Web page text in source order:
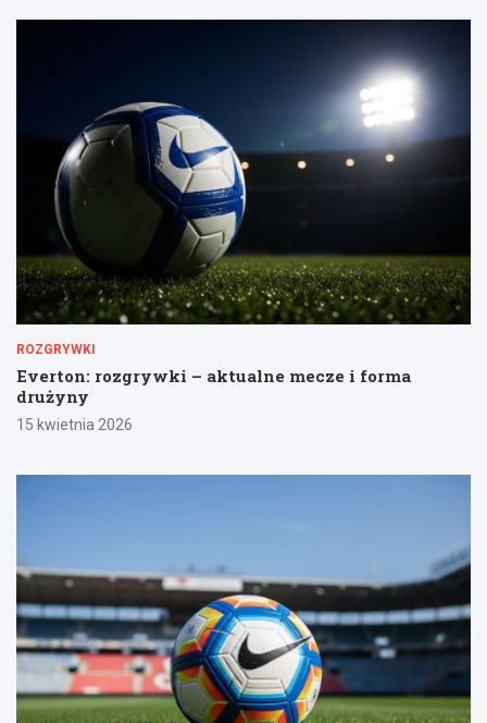
ROZGRYWKI
Everton: rozgrywki – aktualne mecze i forma
drużyny
15 kwietnia 2026